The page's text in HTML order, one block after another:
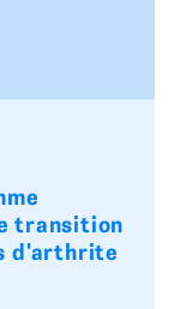
transition
d'arthrite